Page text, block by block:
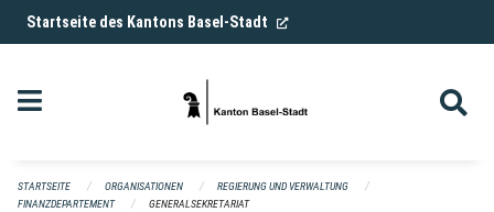
Navigation überspringen
Startseite des Kantons Basel-Stadt (External Link)
STARTSEITE ORGANISATIONEN
REGIERUNG UND VERWALTUNG
FINANZDEPARTEMENT
GENERALSEKRETARIAT